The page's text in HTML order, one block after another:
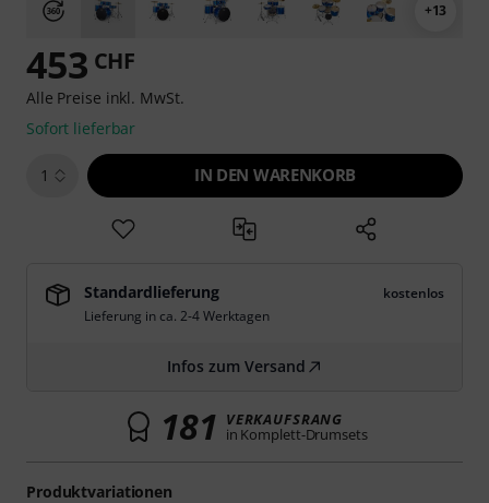
+13
Produktvariationen
453 CHF
Alle Preise inkl. MwSt.
Sofort lieferbar
1 IN DEN WARENKORB
Standardlieferung
kostenlos
Lieferung in ca. 2-4 Werktagen
Infos zum Versand
181 VERKAUFSRANG
in Komplett-Drumsets